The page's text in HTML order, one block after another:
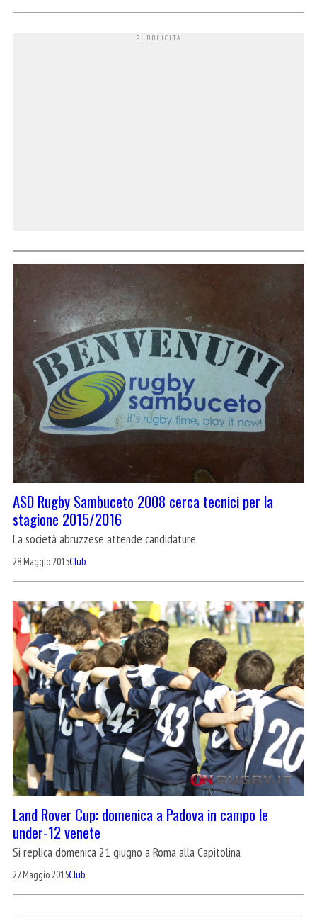
ASD Rugby Sambuceto 2008 cerca tecnici per la
stagione 2015/2016
La società abruzzese attende candidature
28 Maggio 2015Club
Land Rover Cup: domenica a Padova in campo le
under-12 venete
Si replica domenica 21 giugno a Roma alla Capitolina
27 Maggio 2015Club